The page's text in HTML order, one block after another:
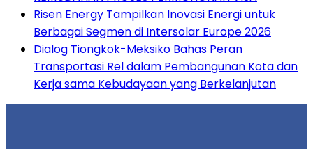
Risen Energy Tampilkan Inovasi Energi untuk
Berbagai Segmen di Intersolar Europe 2026
Dialog Tiongkok-Meksiko Bahas Peran
Transportasi Rel dalam Pembangunan Kota dan
Kerja sama Kebudayaan yang Berkelanjutan